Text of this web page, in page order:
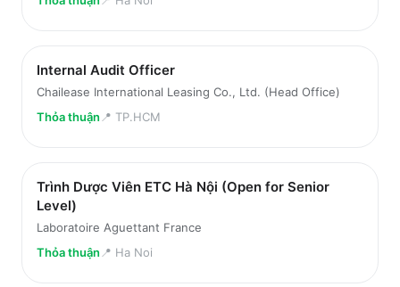
Internal Audit Officer
Chailease International Leasing Co., Ltd. (Head Office)
Thỏa thuận 📍 TP.HCM
Trình Dược Viên ETC Hà Nội (Open for Senior
Level)
Laboratoire Aguettant France
Thỏa thuận 📍 Ha Noi